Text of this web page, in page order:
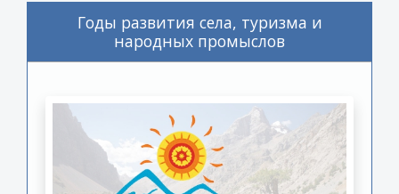
Годы развития села, туризма и
народных промыслов